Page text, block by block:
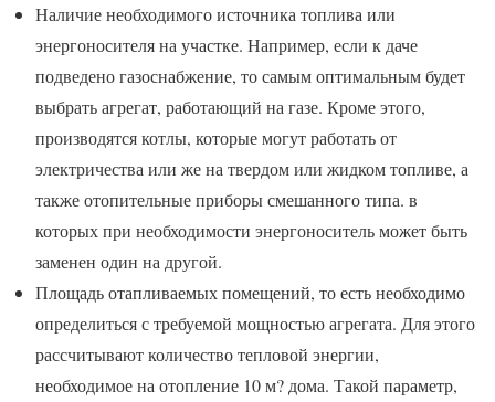
Наличие необходимого источника топлива или
энергоносителя на участке. Например, если к даче
подведено газоснабжение, то самым оптимальным будет
выбрать агрегат, работающий на газе. Кроме этого,
производятся котлы, которые могут работать от
электричества или же на твердом или жидком топливе, а
также отопительные приборы смешанного типа. в
которых при необходимости энергоноситель может быть
заменен один на другой.
Площадь отапливаемых помещений, то есть необходимо
определиться с требуемой мощностью агрегата. Для этого
рассчитывают количество тепловой энергии,
необходимое на отопление 10 м? дома. Такой параметр,